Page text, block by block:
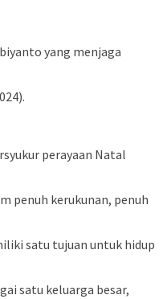
yang menjaga
perayaan Natal
penuh kerukunan, penuh
satu tujuan untuk hidup
satu keluarga besar,